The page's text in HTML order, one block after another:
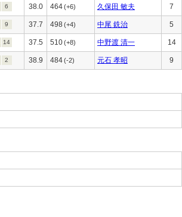
6 38.0 464(+6) 久保田 敏夫 7
9 37.7 498 (+4) 中尾 銑治 5
14 37.5 510(+8) 中野渡 清一 14
2 38.9 484(-2) 元石 孝昭 9